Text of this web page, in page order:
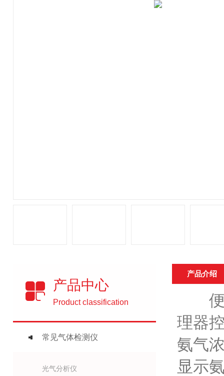
产品中心
Product classification
常见气体检测仪
光气分析仪
产品介绍
便携
理器
氨气
显示